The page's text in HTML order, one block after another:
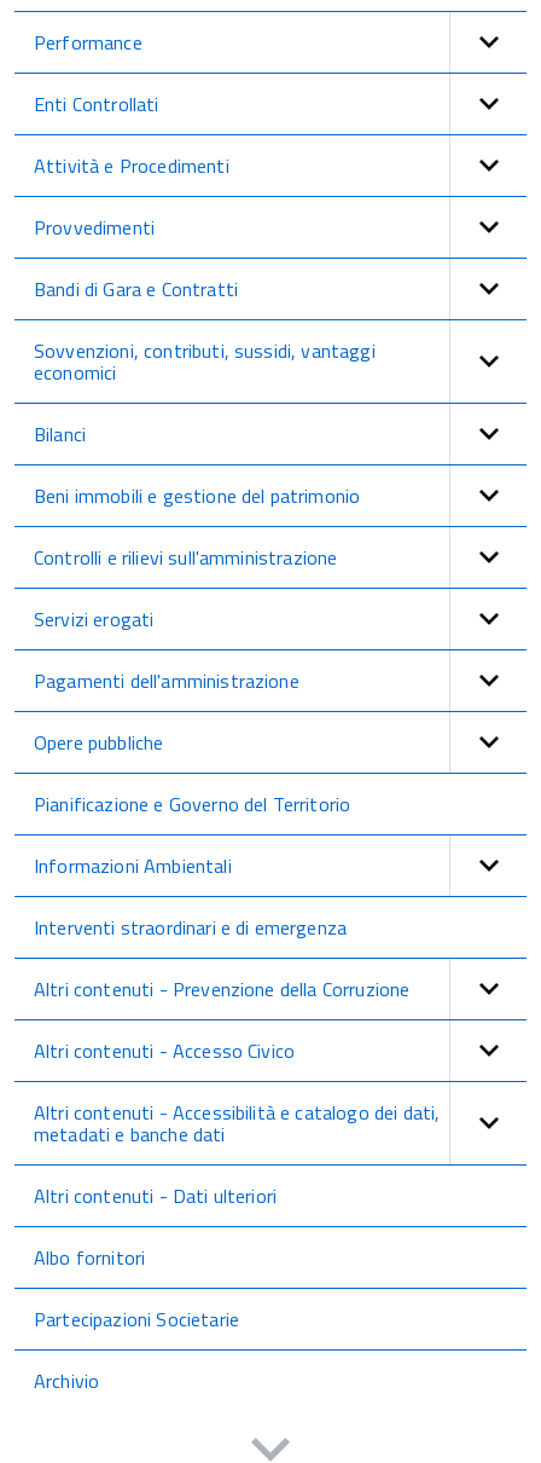
Performance
Enti Controllati
Attività e Procedimenti
Provvedimenti
Bandi di Gara e Contratti
Sovvenzioni, contributi, sussidi, vantaggi
economici
Bilanci
Beni immobili e gestione del patrimonio
Controlli e rilievi sull'amministrazione
Servizi erogati
Pagamenti dell'amministrazione
Opere pubbliche
Pianificazione e Governo del Territorio
Informazioni Ambientali
Interventi straordinari e di emergenza
Altri contenuti - Prevenzione della Corruzione
Altri contenuti - Accesso Civico
Altri contenuti - Accessibilità e catalogo dei dati,
metadati e banche dati
Altri contenuti - Dati ulteriori
Albo fornitori
Partecipazioni Societarie
Archivio